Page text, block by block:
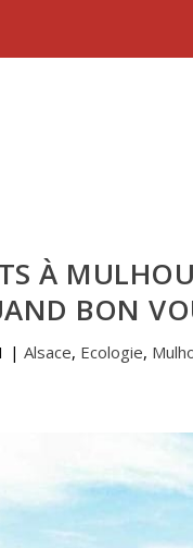
À
BON
| Alsace, Ecologie,